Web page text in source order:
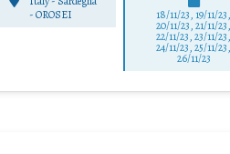
-OROSEI 18/11/23, 19/11/23,
20/11/23, 21/11/23,
22/11/23, 23/11/23,
24/11/23, 25/11/23,
26/11/23